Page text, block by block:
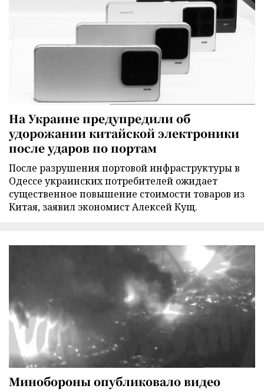
На Украине предупредили об
удорожании китайской электроники
после ударов по портам
После разрушения портовой инфраструктуры в
Одессе украинских потребителей ожидает
существенное повышение стоимости товаров из
Китая, заявил экономист Алексей Кущ.
Минобороны опубликовало видео